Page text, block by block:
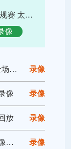
NBA常规赛 太阳vs鹈鹕 全场集锦
像
录像
放
录像
像
录像
放
录像